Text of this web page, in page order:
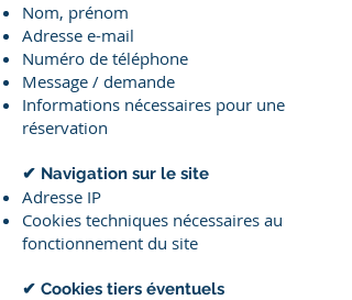
Nom, prénom
Adresse e-mail
Numéro de téléphone
Message / demande
Informations nécessaires pour une
réservation
✔ Navigation sur le site
Adresse IP
Cookies techniques nécessaires au
fonctionnement du site
✔ Cookies tiers éventuels